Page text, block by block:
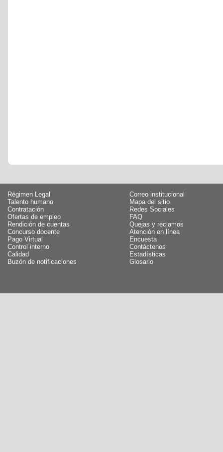
Régimen Legal
Talento humano
Contratación
Ofertas de empleo
Rendición de cuentas
Concurso docente
Pago Virtual
Control interno
Calidad
Buzón de notificaciones
Correo institucional
Mapa del sitio
Redes Sociales
FAQ
Quejas y reclamos
Atención en línea
Encuesta
Contáctenos
Estadísticas
Glosario